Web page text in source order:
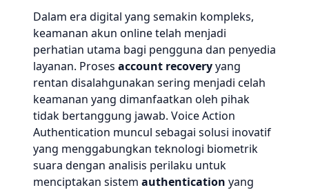
Dalam era digital yang semakin kompleks,
keamanan akun online telah menjadi
perhatian utama bagi pengguna dan penyedia
layanan. Proses account recoveryyang
rentan disalahgunakan sering menjadi celah
keamanan yang dimanfaatkan oleh pihak
tidak bertanggung jawab. Voice Action
Authentication muncul sebagai solusi inovatif
yang menggabungkan teknologi biometrik
suara dengan analisis perilaku untuk
menciptakan sistem authentication yang